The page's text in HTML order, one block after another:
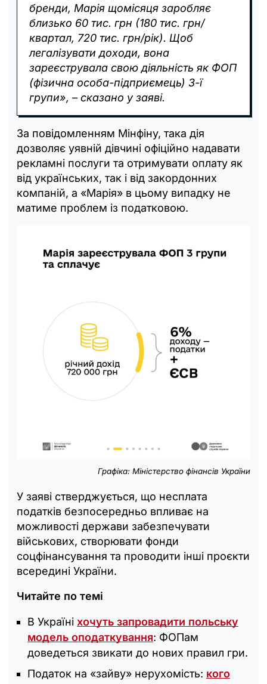
бренди, Марія щомісяця заробляє
близько 60 тис. грн (180 тис. грн/
квартал, 720 тис. грн/рік). Щоб
легалізувати доходи, вона
зареєструвала свою діяльність як ФОП
(фізична особа-підприємець) 3-ї
групи», – сказано у заяві.
За повідомленням Мінфіну, така дія
дозволяє уявній дівчині офіційно надавати
рекламні послуги та отримувати оплату як
від українських, так і від закордонних
компаній, а «Марія» в цьому випадку не
матиме проблем із податковою.
Графіка: Міністерство фінансів України
У заяві стверджується, що несплата
податків безпосередньо впливає на
можливості держави забезпечувати
військових, створювати фонди
соцфінансування та проводити інші проєкти
всередині України.
Читайте по темі
В Україні хочуть запровадити польську
модель оподаткування: ФОПам
доведеться звикати до нових правил гри.
Податок на «зайву» нерухомість: кого